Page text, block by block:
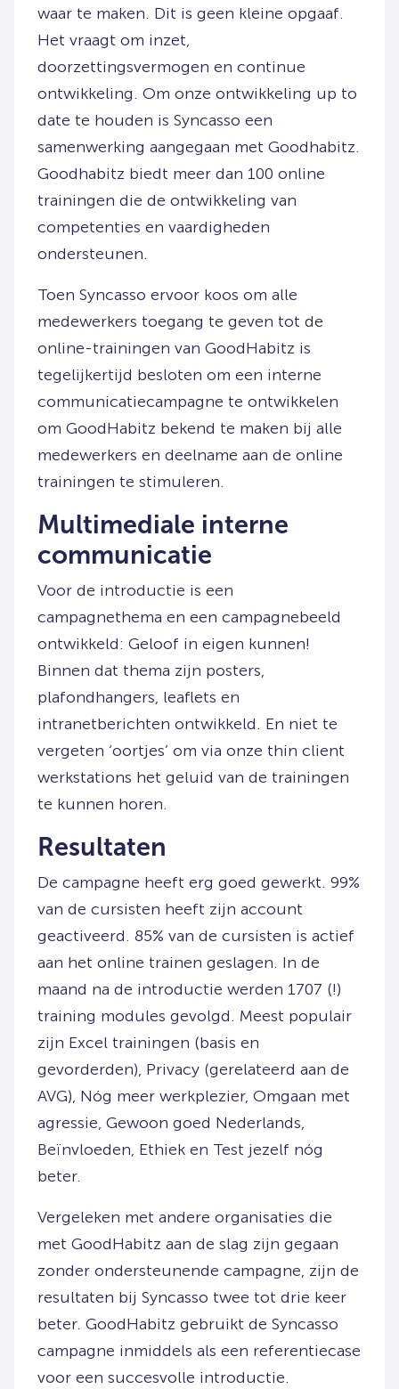
waar te maken. Dit is geen kleine opgaaf.
Het vraagt om inzet,
doorzettingsvermogen en continue
ontwikkeling. Om onze ontwikkeling up to
date te houden is Syncasso een
samenwerking aangegaan met Goodhabitz.
Goodhabitz biedt meer dan 100 online
trainingen die de ontwikkeling van
competenties en vaardigheden
ondersteunen.
Toen Syncasso ervoor koos om alle
medewerkers toegang te geven tot de
online-trainingen van GoodHabitz is
tegelijkertijd besloten om een interne
communicatiecampagne te ontwikkelen
om GoodHabitz bekend te maken bij alle
medewerkers en deelname aan de online
trainingen te stimuleren.
Multimediale interne
communicatie
Voor de introductie is een
campagnethema en een campagnebeeld
ontwikkeld: Geloof in eigen kunnen!
Binnen dat thema zijn posters,
plafondhangers, leaflets en
intranetberichten ontwikkeld. En niet te
vergeten ‘oortjes’ om via onze thin client
werkstations het geluid van de trainingen
te kunnen horen.
Resultaten
De campagne heeft erg goed gewerkt. 99%
van de cursisten heeft zijn account
geactiveerd. 85% van de cursisten is actief
aan het online trainen geslagen. In de
maand na de introductie werden 1707 (!)
training modules gevolgd. Meest populair
zijn Excel trainingen (basis en
gevorderden), Privacy (gerelateerd aan de
AVG), Nóg meer werkplezier, Omgaan met
agressie, Gewoon goed Nederlands,
Beïnvloeden, Ethiek en Test jezelf nóg
beter.
Vergeleken met andere organisaties die
met GoodHabitz aan de slag zijn gegaan
zonder ondersteunende campagne, zijn de
resultaten bij Syncasso twee tot drie keer
beter. GoodHabitz gebruikt de Syncasso
campagne inmiddels als een referentiecase
voor een succesvolle introductie.